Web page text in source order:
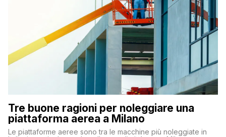
Tre buone ragioni per noleggiare una
piattaforma aerea a Milano
Le piattaforme aeree sono tra le macchine più noleggiate in